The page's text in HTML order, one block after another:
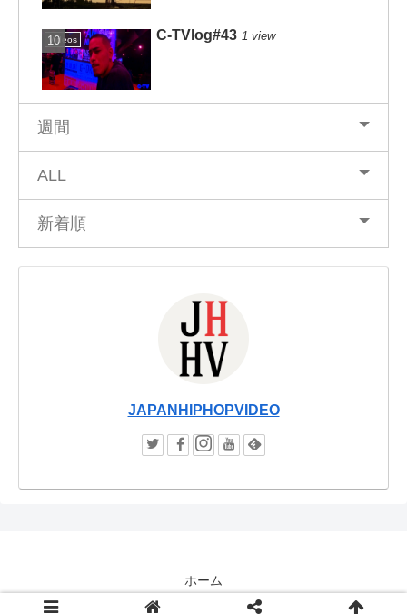
Videos C-TVlog#43 1 view
週間
ALL
新着順
JAPANHIPHOPVIDEO
ホーム